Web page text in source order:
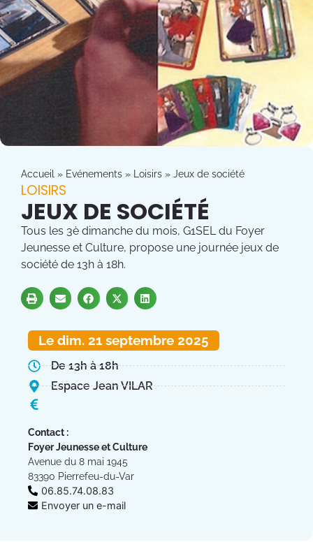
Accueil » Evénements » Loisirs » Jeux de société
LOISIRS
JEUX DE SOCIÉTÉ
Tous les 3è dimanche du mois, G1SEL du Foyer
Jeunesse et Culture, propose une journée jeux de
société de 13h à 18h.
Le dim. 21 septembre 2025
De 13h à 18h
Espace Jean VILAR
Contact :
Foyer Jeunesse et Culture
Avenue du 8 mai 1945
83390 Pierrefeu-du-Var
06.85.74.08.83
Envoyer un e-mail